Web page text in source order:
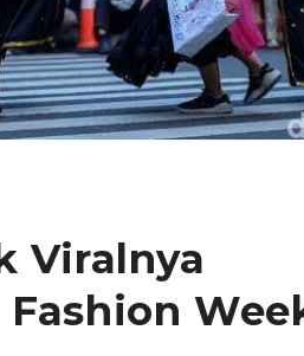
Viralnya